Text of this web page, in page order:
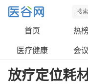
首页 热
医疗健康
会议
放疗定位耗